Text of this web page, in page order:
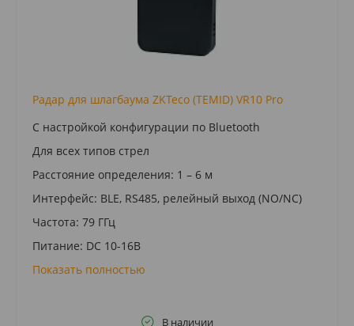
Радар для шлагбаума ZKTeco (TEMID) VR10 Pro
С настройкой конфигурации по Bluetooth
Для всех типов стрел
Расстояние определения: 1 – 6 м
Интерфейс: BLE, RS485, релейный выход (NO/NC)
Частота: 79 ГГц
Питание: DC 10-16В
Показать полностью
В наличии